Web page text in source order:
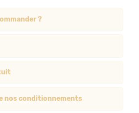
?
nos conditionnements